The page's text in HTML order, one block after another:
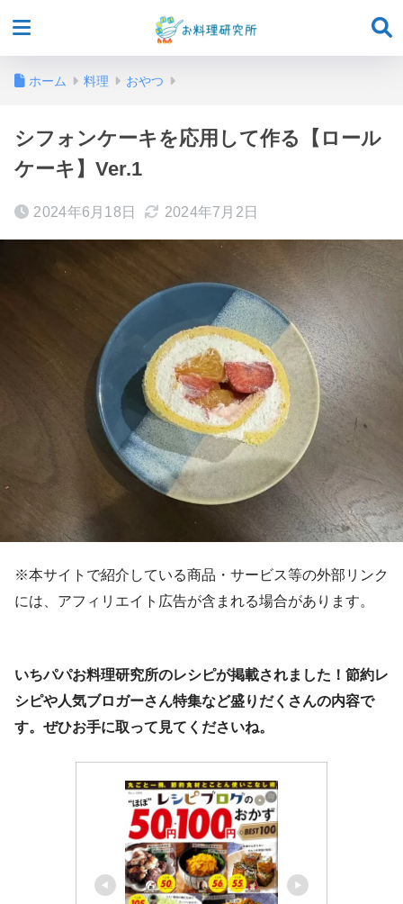
ホーム 料理 おやつ
シフォンケーキを応用して作る【ロール
ケーキ】Ver.1
2024年6月18日 2024年7月2日
※本サイトで紹介している商品・サービス等の外部リンク
には、アフィリエイト広告が含まれる場合があります。
いちパパお料理研究所のレシピが掲載されました！節約レ
シピや人気ブロガーさん特集など盛りだくさんの内容で
す。ぜひお手に取って見てくださいね。